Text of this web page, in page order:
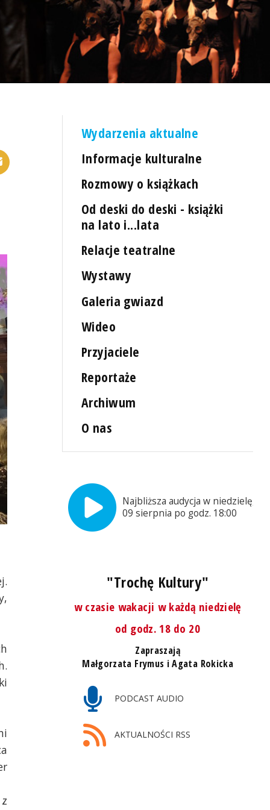
"Muzyka i Kosmos" Fot. Małgorzata Frymus
Wydarzenia aktualne
Informacje kulturalne
Rozmowy o książkach
Od deski do deski - książki
na lato i...lata
Relacje teatralne
Wystawy
Galeria gwiazd
Wideo
Przyjaciele
Reportaże
Archiwum
O nas
Najbliższa audycja w niedzielę,
09 sierpnia po godz. 18:00
"Trochę Kultury"
w czasie wakacji w każdą niedzielę
od godz. 18 do 20
Zapraszają
Małgorzata Frymus i Agata Rokicka
PODCAST AUDIO
AKTUALNOŚCI RSS